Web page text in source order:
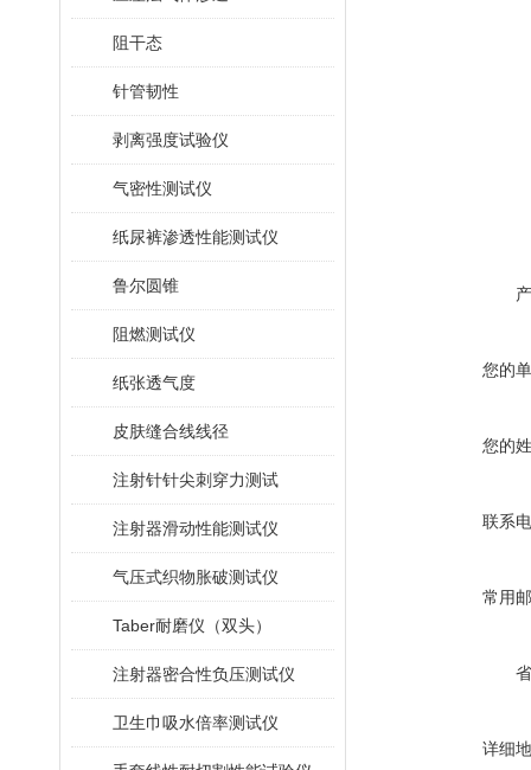
阻干态
针管韧性
剥离强度试验仪
气密性测试仪
纸尿裤渗透性能测试仪
鲁尔圆锥
阻燃测试仪
纸张透气度
皮肤缝合线线径
注射针针尖刺穿力测试
注射器滑动性能测试仪
气压式织物胀破测试仪
Taber耐磨仪（双头）
注射器密合性负压测试仪
卫生巾吸水倍率测试仪
您的
您的
联系
常用
详细